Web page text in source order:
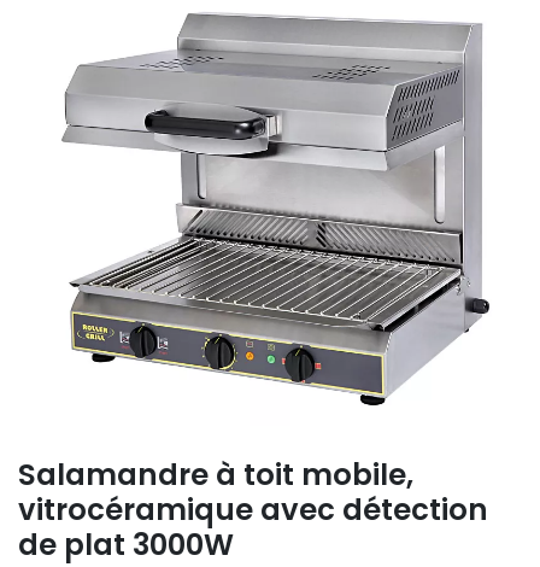
Salamandre à toit mobile,
vitrocéramique avec détection
de plat 3000W